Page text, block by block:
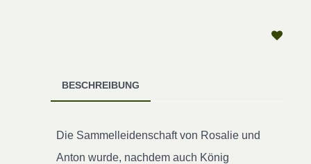
BESCHREIBUNG
Die Sammelleidenschaft von Rosalie und
Anton wurde, nachdem auch König